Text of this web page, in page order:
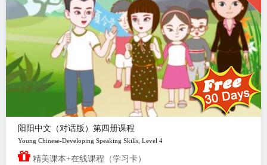
阳阳中文（对话版）第四册课程
Young Chinese-Developing Speaking Skills, Level 4
精美课本+在线课程（学习卡）